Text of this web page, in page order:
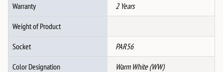
Warranty 2 Years
Weight of Product
Socket PAR56
Color Designation Warm White (WW)